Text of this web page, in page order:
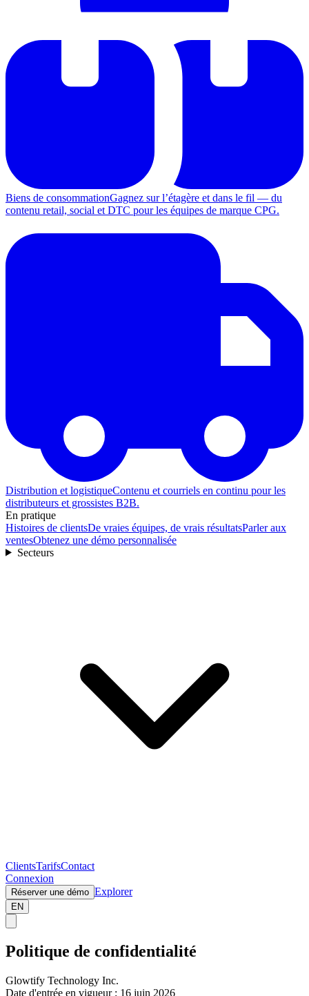
Biens de consommationGagnez sur l’étagère et dans le fil — du
contenu retail, social et DTC pour les équipes de marque CPG.
Distribution et logistiqueContenu et courriels en continu pour les
distributeurs et grossistes B2B.
En pratique
Histoires de clientsDe vraies équipes, de vrais résultatsParler aux
ventesObtenez une démo personnalisée
Secteurs
ClientsTarifsContact
Connexion
Réserver une démo Explorer
EN
Politique de confidentialité
Glowtify Technology Inc.
Date d'entrée en vigueur : 16 juin 2026